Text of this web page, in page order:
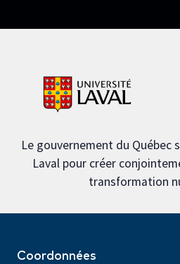
Le gouvernement du Québec
Laval pour créer
transformation
Coordonnées